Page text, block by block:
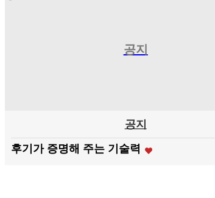
공지
공지
후기가 증명해 주는 기술력